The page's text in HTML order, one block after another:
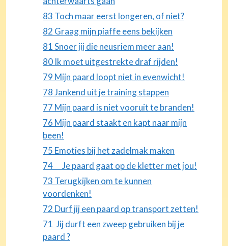
83 Toch maar eerst longeren, of niet?
82 Graag mijn piaffe eens bekijken
81 Snoer jij die neusriem meer aan!
80 Ik moet uitgestrekte draf rijden!
79 Mijn paard loopt niet in evenwicht!
78 Jankend uit je training stappen
77 Mijn paard is niet vooruit te branden!
76 Mijn paard staakt en kapt naar mijn
been!
75 Emoties bij het zadelmak maken
74 Je paard gaat op de kletter met jou!
73 Terugkijken om te kunnen
voordenken!
72 Durf jij een paard op transport zetten!
71 Jij durft een zweep gebruiken bij je
paard ?